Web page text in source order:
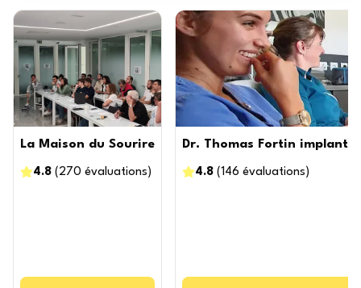
La Maison du Sourire
4.8 ( 270 évaluations )
Dr. Thomas Fortin
4.8 (146 évaluations )